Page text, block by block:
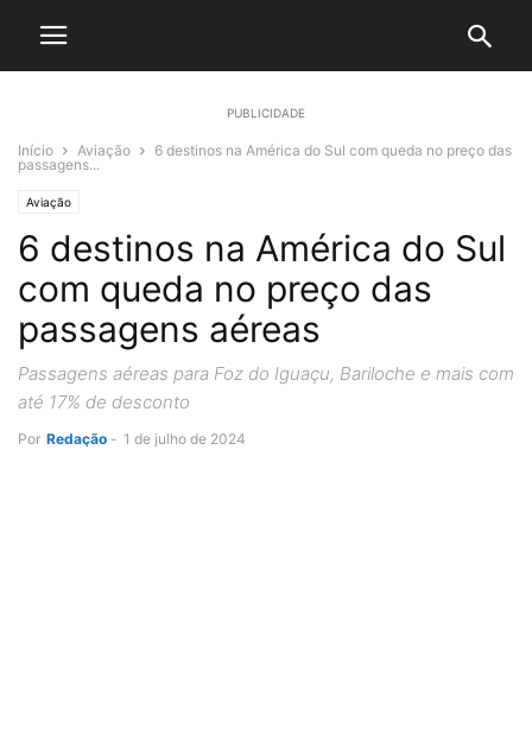
PUBLICIDADE
Início Aviação
6 destinos na América do Sul com queda no preço das
passagens...
Aviação
6 destinos na América do Sul
com queda no preço das
passagens aéreas
Passagens aéreas para Foz do Iguaçu, Bariloche e mais com
até 17% de desconto
Por Redação - 1 de julho de 2024